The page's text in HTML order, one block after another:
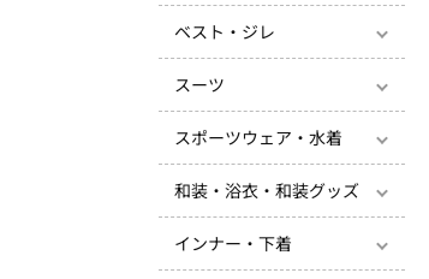
ベスト・ジレ
スーツ
スポーツウェア・水着
和装・浴衣・和装グッズ
インナー・下着